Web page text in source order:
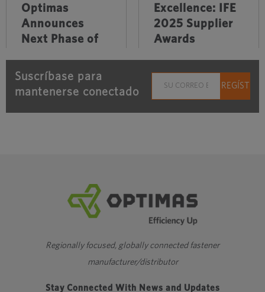
Optimas
Announces
Next Phase of
Transformation
Excellence: IFE
2025 Supplier
Awards
Suscríbase para
mantenerse conectado
Regionally focused, globally connected fastener
manufacturer/distributor
Stay Connected With News and Updates